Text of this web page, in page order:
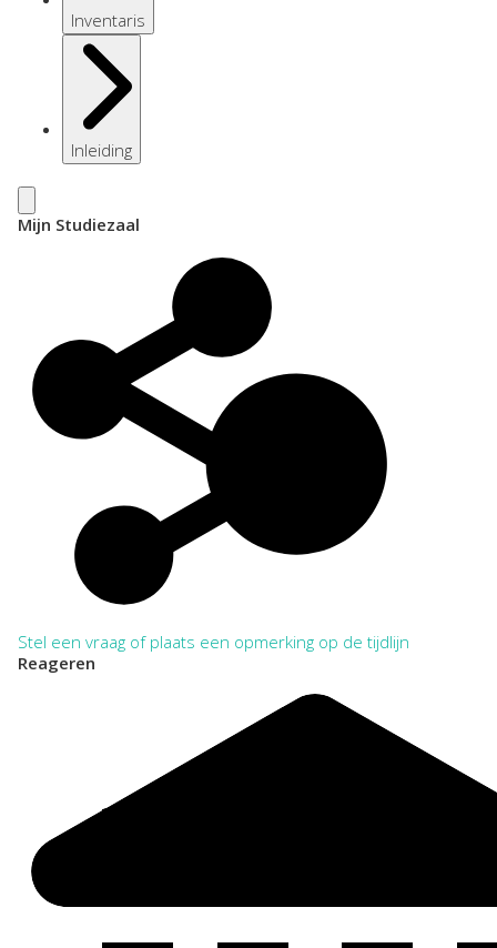
Inventaris
Inleiding
Mijn Studiezaal
Stel een vraag of plaats een opmerking op de tijdlijn
Reageren